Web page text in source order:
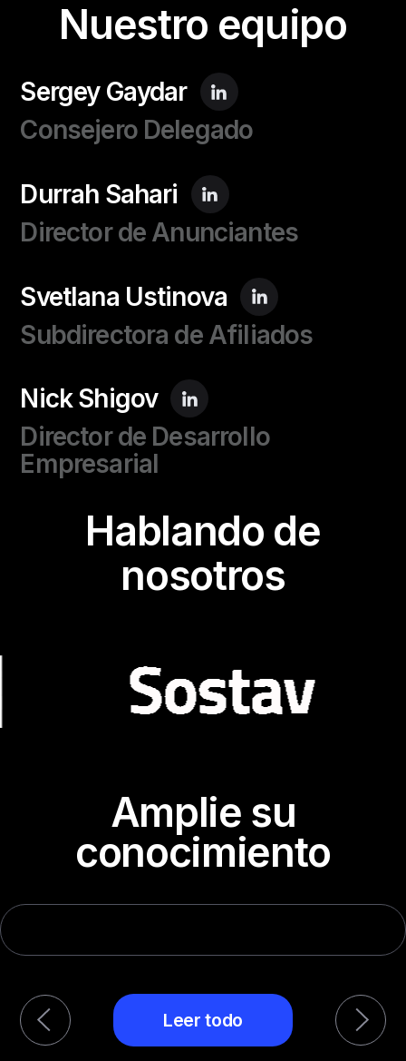
Nuestro equipo
Sergey Gaydar
Consejero Delegado
Durrah Sahari
Director de Anunciantes
Svetlana Ustinova
Subdirectora de Afiliados
Nick Shigov
Director de Desarrollo
Empresarial
Hablando de
nosotros
Amplie su
conocimiento
Leer todo